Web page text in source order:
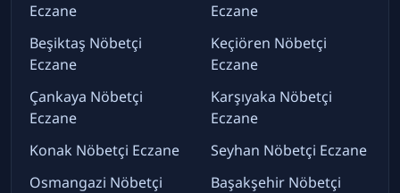
Eczane
Beşiktaş Nöbetçi
Eczane
Çankaya Nöbetçi
Eczane
Konak Nöbetçi Eczane
Osmangazi Nöbetçi
Eczane
Keçiören Nöbetçi
Eczane
Karşıyaka Nöbetçi
Eczane
Seyhan Nöbetçi Eczane
Başakşehir Nöbetçi